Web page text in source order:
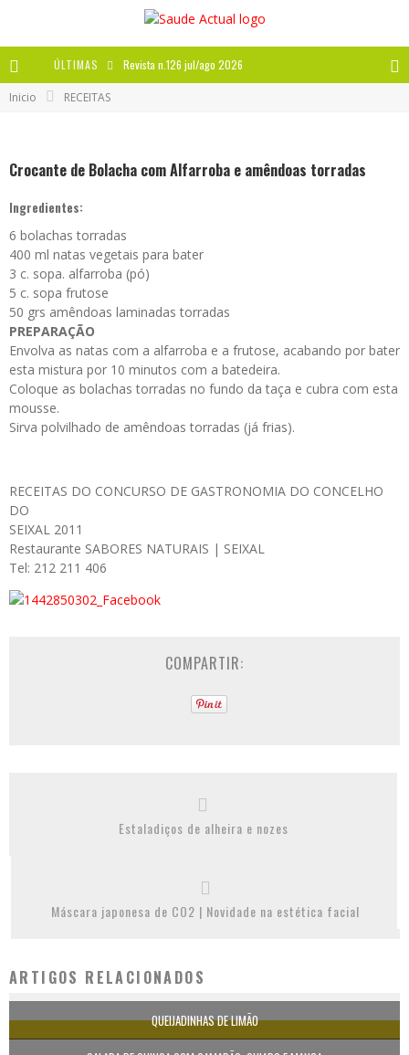
ÚLTIMAS Revista n.126 jul/ago 2026
A IMPORTÂNCIA DOS ANTIOXIDANTES
Inicio RECEITAS
Crocante de Bolacha com Alfarroba e amêndoas torradas
Ingredientes:
6 bolachas torradas
400 ml natas vegetais para bater
3 c. sopa. alfarroba (pó)
5 c. sopa frutose
50 grs amêndoas laminadas torradas
PREPARAÇÃO
Envolva as natas com a alfarroba e a frutose, acabando por bater
esta mistura por 10 minutos com a batedeira.
Coloque as bolachas torradas no fundo da taça e cubra com esta
mousse.
Sirva polvilhado de amêndoas torradas (já frias).
RECEITAS DO CONCURSO DE GASTRONOMIA DO CONCELHO
DO
SEIXAL 2011
Restaurante SABORES NATURAIS | SEIXAL
Tel: 212 211 406
COMPARTIR:
Estaladiços de alheira e nozes
Máscara japonesa de CO2 | Novidade na estética facial
ARTIGOS RELACIONADOS
QUEIJADINHAS DE LIMÃO